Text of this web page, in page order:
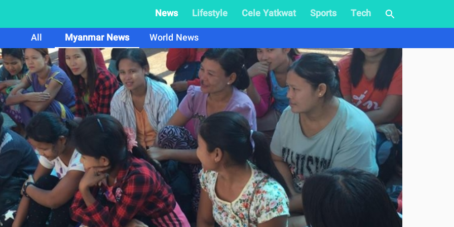
News Lifestyle Cele Yatkwat Sports
Tech
All
Myanmar News World News